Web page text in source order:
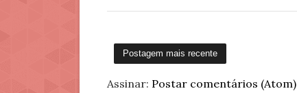
Postagem mais recente
Assinar: Postar comentários (Atom)